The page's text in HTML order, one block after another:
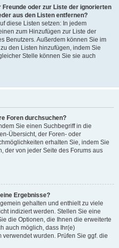
oder zur Liste der ignorierten
aus den Listen entfernen?
diese Listen setzen: In jedem
zum Hinzufügen zur Liste der
Benutzers. Außerdem können Sie im
den Listen hinzufügen, indem Sie
Stelle können Sie sie auch
Foren durchsuchen?
Sie einen Suchbegriff in die
Übersicht, der Foren- oder
erhalten Sie, indem Sie
der von jeder Seite des Forums aus
Ergebnisse?
gehalten und enthielt zu viele
indiziert werden. Stellen Sie eine
die Optionen, die Ihnen die erweiterte
auch möglich, dass Ihr(e)
wurden. Prüfen Sie ggf. die